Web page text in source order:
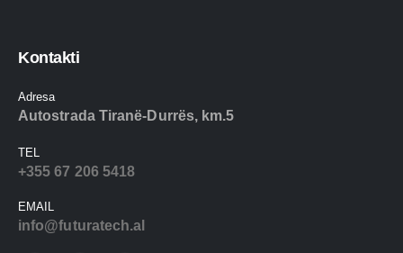
Kontakti
Adresa
Autostrada Tiranë-Durrës, km.5
TEL
+355 67 206 5418
EMAIL
info@futuratech.al